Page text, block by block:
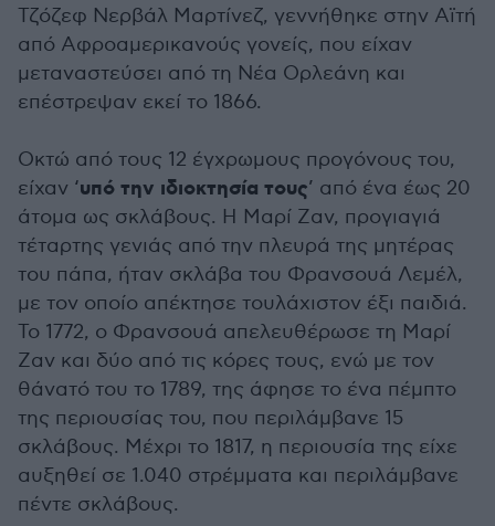
Τζόζεφ Νερβάλ Μαρτίνεζ, γεννήθηκε στην Αϊτή
από Αφροαμερικανούς γονείς, που είχαν
μεταναστεύσει από τη Νέα Ορλεάνη και
επέστρεψαν εκεί το 1866.
Οκτώ από τους 12 έγχρωμους προγόνους του,
είχαν ‘υπό την ιδιοκτησία τους’ από ένα έως 20
άτομα ως σκλάβους. Η Μαρί Ζαν, προγιαγιά
τέταρτης γενιάς από την πλευρά της μητέρας
του πάπα, ήταν σκλάβα του Φρανσουά Λεμέλ,
με τον οποίο απέκτησε τουλάχιστον έξι παιδιά.
Το 1772, ο Φρανσουά απελευθέρωσε τη Μαρί
Ζαν και δύο από τις κόρες τους, ενώ με τον
θάνατό του το 1789, της άφησε το ένα πέμπτο
της περιουσίας του, που περιλάμβανε 15
σκλάβους. Μέχρι το 1817, η περιουσία της είχε
αυξηθεί σε 1.040 στρέμματα και περιλάμβανε
πέντε σκλάβους.